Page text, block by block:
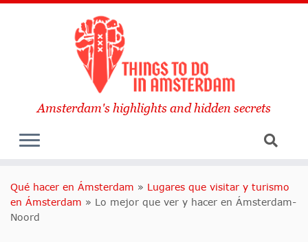
Amsterdam's highlights and hidden secrets
Qué hacer en Ámsterdam » Lugares que visitar y turismo
en Ámsterdam » Lo mejor que ver y hacer en Ámsterdam-
Noord